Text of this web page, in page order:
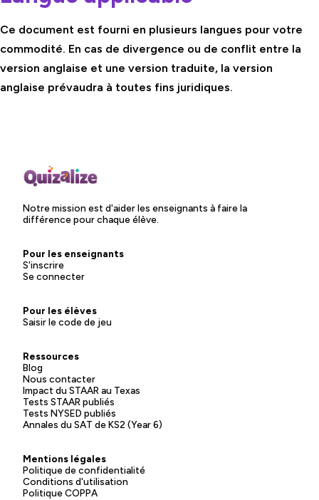
Ce document est fourni en plusieurs langues pour votre
commodité. En cas de divergence ou de conflit entre la
version anglaise et une version traduite, la version
anglaise prévaudra à toutes fins juridiques.
Notre mission est d'aider les enseignants à faire la
différence pour chaque élève.
Pour les enseignants
S'inscrire
Se connecter
Pour les élèves
Saisir le code de jeu
Ressources
Blog
Nous contacter
Impact du STAAR au Texas
Tests STAAR publiés
Tests NYSED publiés
Annales du SAT de KS2 (Year 6)
Mentions légales
Politique de confidentialité
Conditions d'utilisation
Politique COPPA